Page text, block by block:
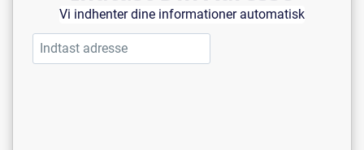
Vi indhenter dine informationer automatisk